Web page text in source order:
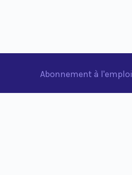
Abonnement à l'emploi